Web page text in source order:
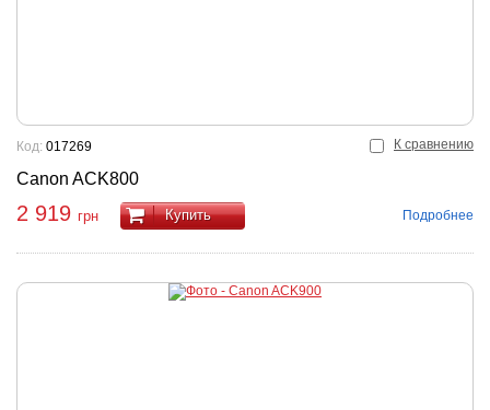
К сравнению
Canon ACK800
Код: 017269
2 919 грн Купить Подробнее